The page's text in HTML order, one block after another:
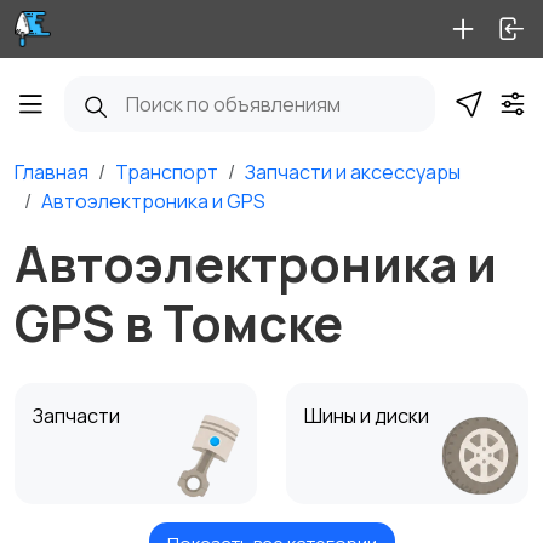
Главная Транспорт
Запчасти и аксессуары
Автоэлектроника и GPS
Автоэлектроника и
GPS в Томске
Запчасти Шины и диски